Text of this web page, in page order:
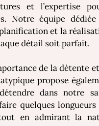
et l’expertise
Notre équipe
et la
détail soit parfait.
de la détente
propose
dans notre
quelques
en admirant la